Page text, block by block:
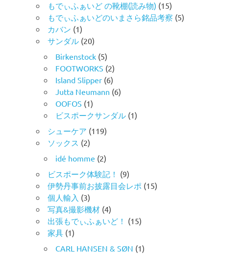
もでぃふぁいど の靴棚(読み物) (15)
もでぃふぁいどのいまさら銘品考察 (5)
カバン (1)
サンダル (20)
Birkenstock (5)
FOOTWORKS (2)
Island Slipper (6)
Jutta Neumann (6)
OOFOS (1)
ビスポークサンダル (1)
シューケア (119)
ソックス (2)
idé homme (2)
ビスポーク体験記！ (9)
伊勢丹事前お披露目会レポ (15)
個人輸入 (3)
写真&撮影機材 (4)
出張もでぃふぁいど！ (15)
家具 (1)
CARL HANSEN & SØN (1)